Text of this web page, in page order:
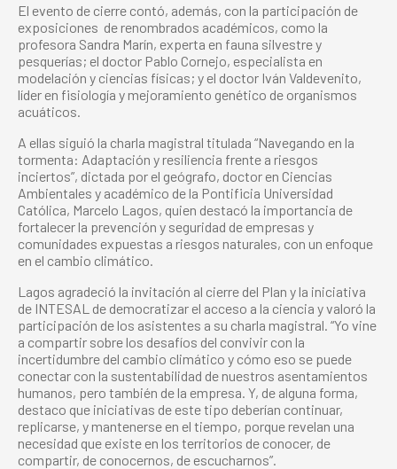
El evento de cierre contó, además, con la participación de
exposiciones de renombrados académicos, como la
profesora Sandra Marín, experta en fauna silvestre y
pesquerías; el doctor Pablo Cornejo, especialista en
modelación y ciencias físicas; y el doctor Iván Valdevenito,
líder en fisiología y mejoramiento genético de organismos
acuáticos.
A ellas siguió la charla magistral titulada “Navegando en la
tormenta: Adaptación y resiliencia frente a riesgos
inciertos”, dictada por el geógrafo, doctor en Ciencias
Ambientales y académico de la Pontificia Universidad
Católica, Marcelo Lagos, quien destacó la importancia de
fortalecer la prevención y seguridad de empresas y
comunidades expuestas a riesgos naturales, con un enfoque
en el cambio climático.
Lagos agradeció la invitación al cierre del Plan y la iniciativa
de INTESAL de democratizar el acceso a la ciencia y valoró la
participación de los asistentes a su charla magistral. “Yo vine
a compartir sobre los desafíos del convivir con la
incertidumbre del cambio climático y cómo eso se puede
conectar con la sustentabilidad de nuestros asentamientos
humanos, pero también de la empresa. Y, de alguna forma,
destaco que iniciativas de este tipo deberían continuar,
replicarse, y mantenerse en el tiempo, porque revelan una
necesidad que existe en los territorios de conocer, de
compartir, de conocernos, de escucharnos”.